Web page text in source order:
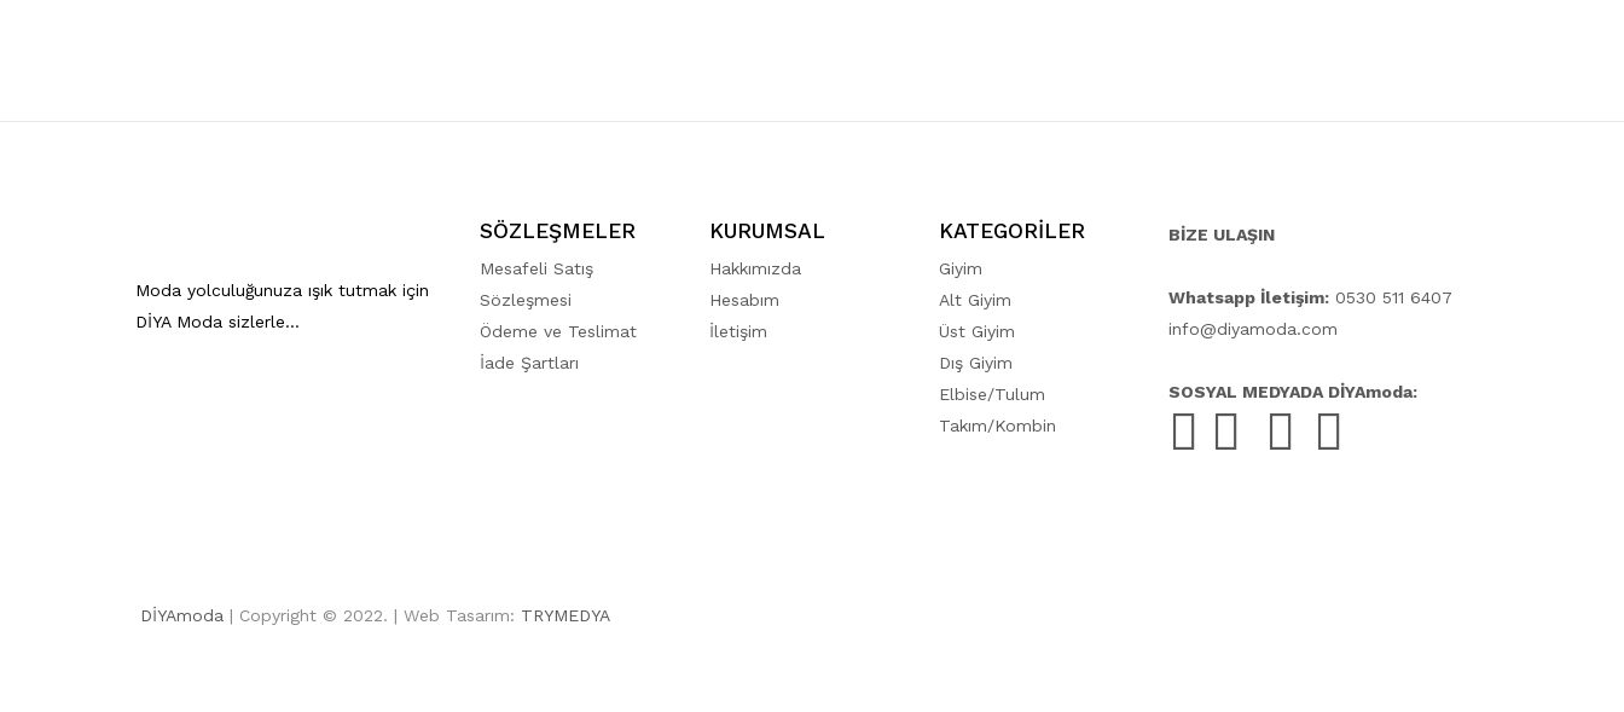
Moda yolculuğunuza ışık tutmak için
DİYA Moda sizlerle…
SÖZLEŞMELER
Mesafeli Satış
Sözleşmesi
Ödeme ve Teslimat
İade Şartları
KURUMSAL
Hakkımızda
Hesabım
İletişim
KATEGORİLER
Giyim
Alt Giyim
Üst Giyim
Dış Giyim
Elbise/Tulum
Takım/Kombin
BİZE ULAŞIN
Whatsapp İletişim: 0530 511 6407
info@diyamoda.com
SOSYAL MEDYADA DİYAmoda:
DİYAmoda | Copyright © 2022. | Web Tasarım: TRYMEDYA